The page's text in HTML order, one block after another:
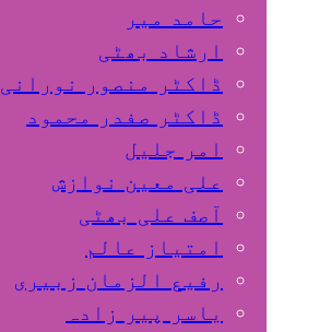
حامد میر
ارشاد بھٹی
ڈاکٹر منصور نورانی
ڈاکٹر صفدر محمود
امر جلیل
علی معین نوازش
آصف علی بھٹی
امتیاز عالم
رفیع الزمان زبیری
یاسر پیر زادہ